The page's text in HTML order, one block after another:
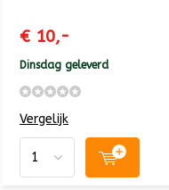
€ 10,-
Dinsdag geleverd
Vergelijk